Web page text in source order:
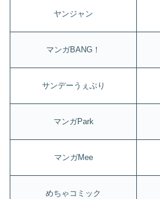
ヤンジャン
マンガBANG！
サンデーうぇぶり
マンガPark
マンガMee
めちゃコミック